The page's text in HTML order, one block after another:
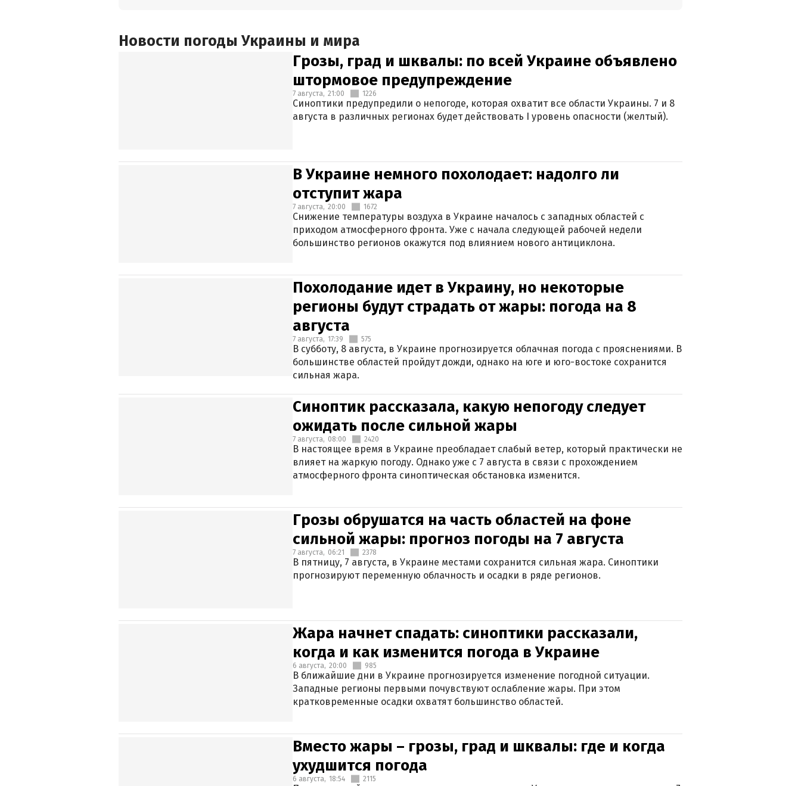
Новости погоды Украины и мира
Грозы, град и шквалы: по всей Украине объявлено
штормовое предупреждение
7 августа, 21:00 1226
Синоптики предупредили о непогоде, которая охватит все области Украины. 7 и 8
августа в различных регионах будет действовать I уровень опасности (желтый).
В Украине немного похолодает: надолго ли
отступит жара
7 августа, 20:00 1672
Снижение температуры воздуха в Украине началось с западных областей с
приходом атмосферного фронта. Уже с начала следующей рабочей недели
большинство регионов окажутся под влиянием нового антициклона.
Похолодание идет в Украину, но некоторые
регионы будут страдать от жары: погода на 8
августа
7 августа, 17:39 575
В субботу, 8 августа, в Украине прогнозируется облачная погода с прояснениями. В
большинстве областей пройдут дожди, однако на юге и юго-востоке сохранится
сильная жара.
Синоптик рассказала, какую непогоду следует
ожидать после сильной жары
7 августа, 08:00 2420
В настоящее время в Украине преобладает слабый ветер, который практически не
влияет на жаркую погоду. Однако уже с 7 августа в связи с прохождением
атмосферного фронта синоптическая обстановка изменится.
Грозы обрушатся на часть областей на фоне
сильной жары: прогноз погоды на 7 августа
7 августа, 06:21 2378
В пятницу, 7 августа, в Украине местами сохранится сильная жара. Синоптики
прогнозируют переменную облачность и осадки в ряде регионов.
Жара начнет спадать: синоптики рассказали,
когда и как изменится погода в Украине
6 августа, 20:00 985
В ближайшие дни в Украине прогнозируется изменение погодной ситуации.
Западные регионы первыми почувствуют ослабление жары. При этом
кратковременные осадки охватят большинство областей.
Вместо жары – грозы, град и шквалы: где и когда
ухудшится погода
6 августа, 18:54 2115